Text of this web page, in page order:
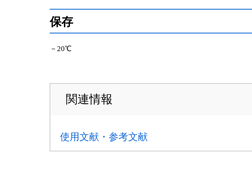
保存
－20℃
関連情報
使用文献・参考文献